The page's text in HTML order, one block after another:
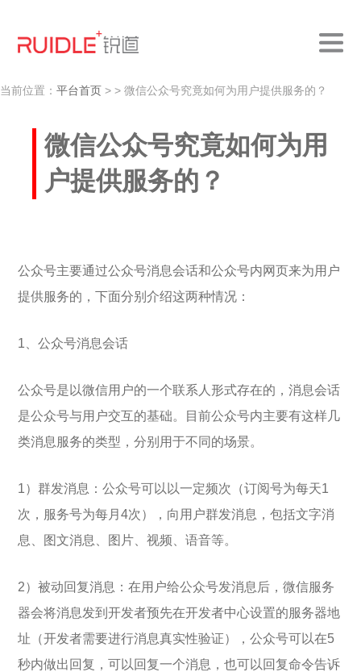
当前位置： 平台首页 > > 微信公众号究竟如何为用户提供服务的？
微信公众号究竟如何为用
户提供服务的？
公众号主要通过公众号消息会话和公众号内网页来为用户
提供服务的，下面分别介绍这两种情况：
1、公众号消息会话
公众号是以微信用户的一个联系人形式存在的，消息会话
是公众号与用户交互的基础。目前公众号内主要有这样几
类消息服务的类型，分别用于不同的场景。
1）群发消息：公众号可以以一定频次（订阅号为每天1
次，服务号为每月4次），向用户群发消息，包括文字消
息、图文消息、图片、视频、语音等。
2）被动回复消息：在用户给公众号发消息后，微信服务
器会将消息发到开发者预先在开发者中心设置的服务器地
址（开发者需要进行消息真实性验证），公众号可以在5
秒内做出回复，可以回复一个消息，也可以回复命令告诉